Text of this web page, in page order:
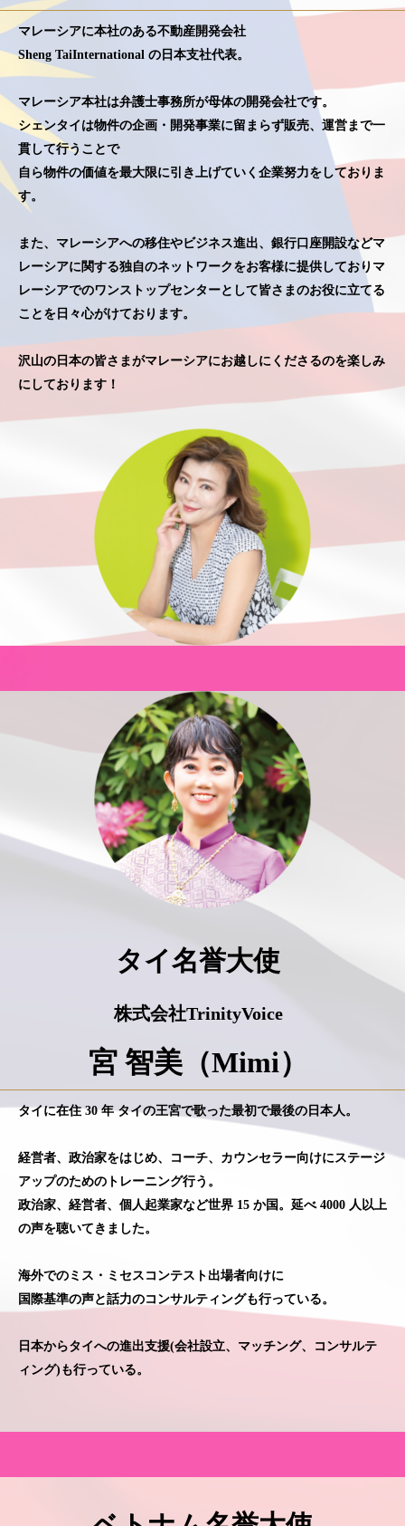
マレーシアに本社のある不動産開発会社
Sheng TaiInternational の日本支社代表。
マレーシア本社は弁護士事務所が母体の開発会社です。
シェンタイは物件の企画・開発事業に留まらず販売、運営まで一
貫して行うことで
自ら物件の価値を最大限に引き上げていく企業努力をしておりま
す。
また、マレーシアへの移住やビジネス進出、銀行口座開設などマ
レーシアに関する独自のネットワークをお客様に提供しておりマ
レーシアでのワンストップセンターとして皆さまのお役に立てる
ことを日々心がけております。
沢山の日本の皆さまがマレーシアにお越しにくださるのを楽しみ
にしております！
タイ名誉大使
株式会社TrinityVoice
宮 智美（Mimi）
タイに在住 30 年 タイの王宮で歌った最初で最後の日本人。
経営者、政治家をはじめ、コーチ、カウンセラー向けにステージ
アップのためのトレーニング行う。
政治家、経営者、個人起業家など世界 15 か国。 延べ 4000 人以上
の声を聴いてきました。
海外でのミス・ミセスコンテスト出場者向けに
国際基準の声と話力のコンサルティングも行っている。
日本からタイへの進出支援(会社設立、マッチング、コンサルテ
ィング)も行っている。